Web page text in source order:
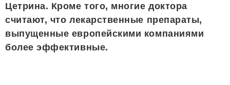
Цетрина. Кроме того, многие доктора
считают, что лекарственные препараты,
выпущенные европейскими компаниями
более эффективные.